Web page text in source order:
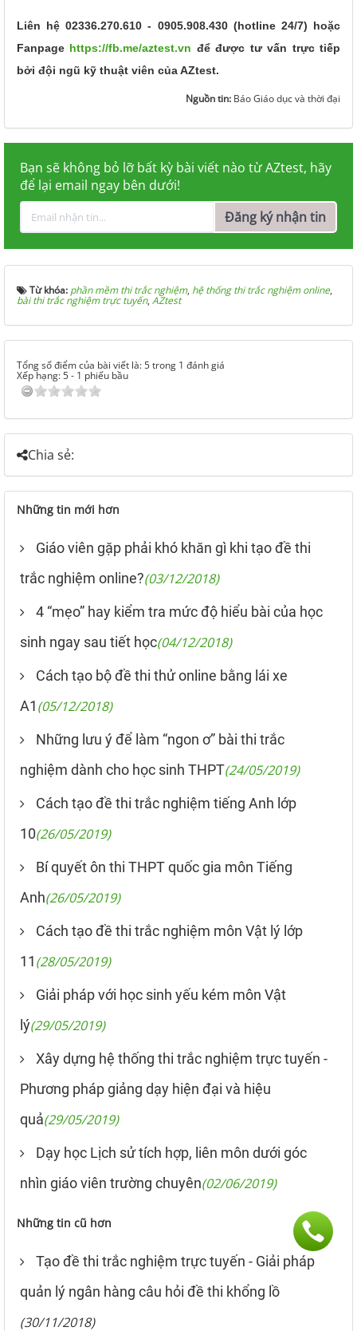
Liên hệ 02336.270.610 - 0905.908.430 (hotline 24/7) hoặc
Fanpage https://fb.me/aztest.vn để được tư vấn trực tiếp
bởi đội ngũ kỹ thuật viên của AZtest.
Nguồn tin: Báo Giáo dục và thời đại
Bạn sẽ không bỏ lỡ bất kỳ bài viết nào từ AZtest, hãy
để lại email ngay bên dưới!
Đăng ký nhận tin
Từ khóa: phần mềm thi trắc nghiệm, hệ thống thi trắc nghiệm online,
bài thi trắc nghiệm trực tuyến, AZtest
Tổng số điểm của bài viết là: 5 trong 1 đánh giá
Xếp hạng:5- 1 phiếu bầu
Chia sẻ:
Những tin mới hơn
Giáo viên gặp phải khó khăn gì khi tạo đề thi
trắc nghiệm online?(03/12/2018)
4 “mẹo” hay kiểm tra mức độ hiểu bài của học
sinh ngay sau tiết học(04/12/2018)
Cách tạo bộ đề thi thử online bằng lái xe
A1(05/12/2018)
Những lưu ý để làm “ngon ơ” bài thi trắc
nghiệm dành cho học sinh THPT(24/05/2019)
Cách tạo đề thi trắc nghiệm tiếng Anh lớp
10(26/05/2019)
Bí quyết ôn thi THPT quốc gia môn Tiếng
Anh(26/05/2019)
Cách tạo đề thi trắc nghiệm môn Vật lý lớp
11(28/05/2019)
Giải pháp với học sinh yếu kém môn Vật
lý(29/05/2019)
Xây dựng hệ thống thi trắc nghiệm trực tuyến -
Phương pháp giảng dạy hiện đại và hiệu
quả(29/05/2019)
Dạy học Lịch sử tích hợp, liên môn dưới góc
nhìn giáo viên trường chuyên(02/06/2019)
Những tin cũ hơn
Tạo đề thi trắc nghiệm trực tuyến - Giải pháp
quản lý ngân hàng câu hỏi đề thi khổng lồ
(30/11/2018)